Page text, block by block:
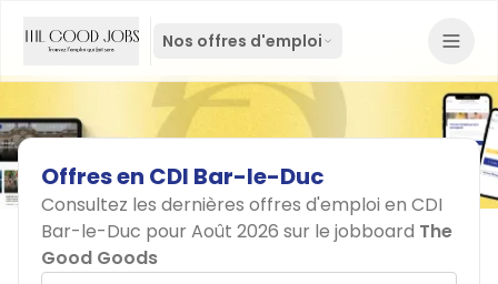
Nos offres d'emploi
Offresen CDI Bar-le-Duc
Consultez les dernières offres d'emploi en CDI
Bar-le-Duc pour Août 2026 sur le jobboard The
Good Goods
Rechercher par job, mot-clé ou entreprise